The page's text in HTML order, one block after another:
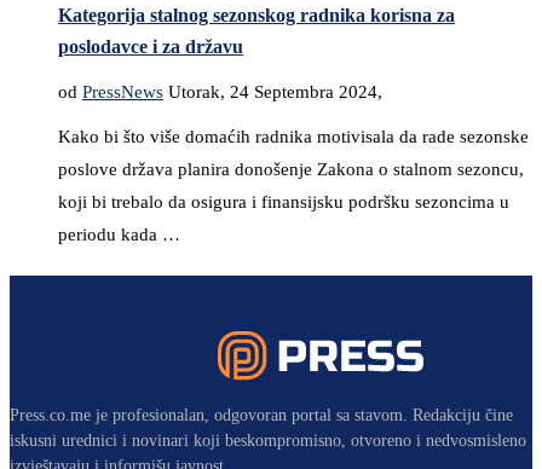
Kategorija stalnog sezonskog radnika korisna za
poslodavce i za državu
od PressNews Utorak, 24 Septembra 2024,
Kako bi što više domaćih radnika motivisala da rade sezonske
poslove država planira donošenje Zakona o stalnom sezoncu,
koji bi trebalo da osigura i finansijsku podršku sezoncima u
periodu kada …
Press.co.me je profesionalan, odgovoran portal sa stavom. Redakciju čine
iskusni urednici i novinari koji beskompromisno, otvoreno i nedvosmisleno